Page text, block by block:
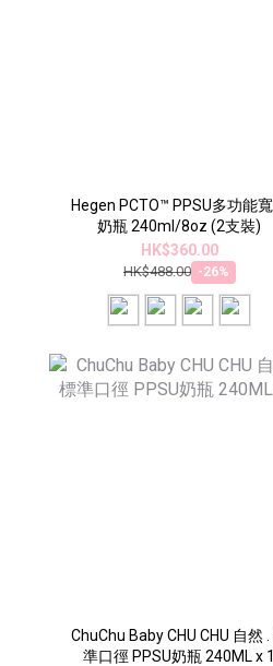
Hegen PCTO™ PPSU多功能
奶瓶 240ml/8oz (2支裝)
HK$360.00
HK$488.00 -26%
ChuChu Baby CHU CHU 自然 .
準口徑 PPSU奶瓶 240ML x 1